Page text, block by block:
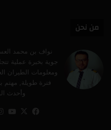
من نحن
نواف بن محمد
ومعلومات الطيران
فترة طويلة, مهتم
وأحدث
فيسبوك
‫X